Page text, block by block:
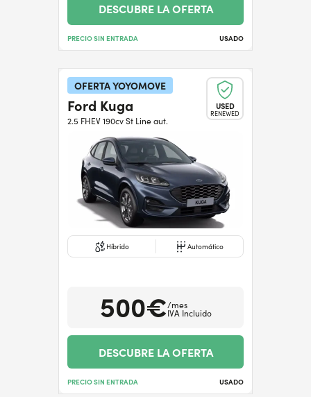
DESCUBRE LA OFERTA
PRECIO SIN ENTRADA USADO
OFERTA YOYOMOVE
USED
RENEWED
Ford Kuga
2.5 FHEV 190cv St Line aut.
Híbrido Automático
500€/mes
IVA Incluido
DESCUBRE LA OFERTA
PRECIO SIN ENTRADA USADO